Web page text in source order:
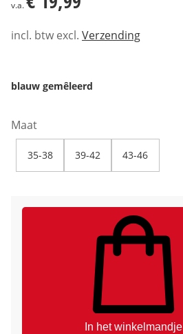
v.a.
incl. btw excl. Verzending
blauw gemêleerd
Maat
35-38 39-42 43-46
In het winkelmandje